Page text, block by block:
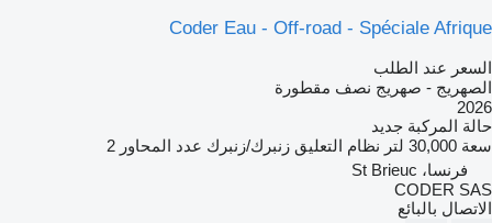
Coder Eau - Off-road - Spéciale Afrique
السعر عند الطلب
الصهريج - صهريج نصف مقطورة
2026
حالة المركبة جديد
سعة 30,000 لتر نظام التعليق زنبرك/زنبرك عدد المحاور 2
فرنسا، St Brieuc
CODER SAS
الاتصال بالبائع